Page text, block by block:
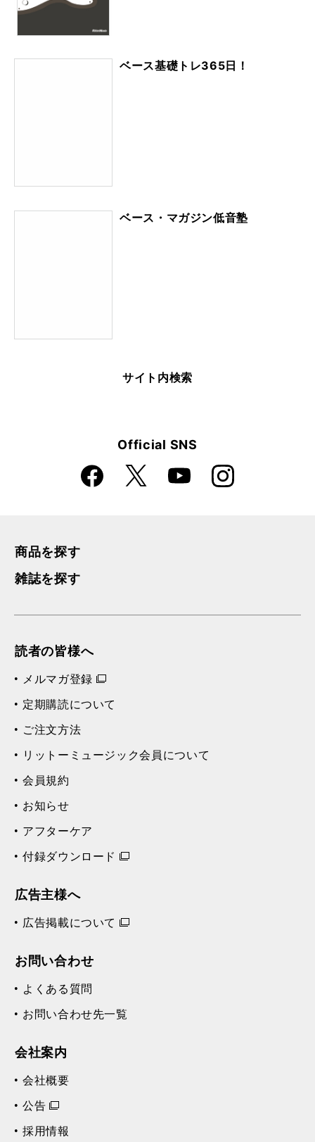
ベース基礎トレ365日！
ベース・マガジン低音塾
サイト内検索
Official SNS
Faceboo
k
X YouTube Instagra
m
商品を探す
雑誌を探す
読者の皆様へ
メルマガ登録
定期購読について
ご注文方法
リットーミュージック会員について
会員規約
お知らせ
アフターケア
付録ダウンロード
広告主様へ
広告掲載について
お問い合わせ
よくある質問
お問い合わせ先一覧
会社案内
会社概要
公告
採用情報